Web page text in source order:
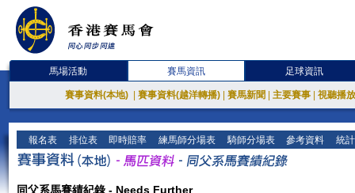
馬場活動 賽馬資訊 足球資訊
賽事資料(本地) 賽事資料(越洋轉播) 賽馬新聞 主要賽事 視聽播
報名表 排位表 即時賠率 練馬師分場表 騎師分場表 參考資料 統
同父系馬賽績紀錄 - Needs Further